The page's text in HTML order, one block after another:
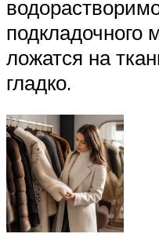
подкладочного
ложатся на
гладко.